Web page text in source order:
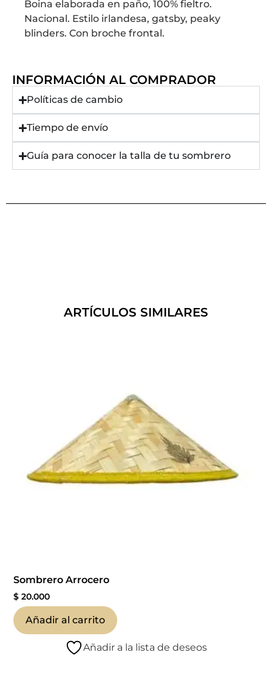
Boina elaborada en paño, 100% fieltro.
Nacional. Estilo irlandesa, gatsby, peaky
blinders. Con broche frontal.
INFORMACIÓN AL COMPRADOR
Políticas de cambio
Tiempo de envío
Guía para conocer la talla de tu sombrero
ARTÍCULOS SIMILARES
Sombrero Arrocero
$ 20.000
Añadir al carrito
Añadir a la lista de deseos